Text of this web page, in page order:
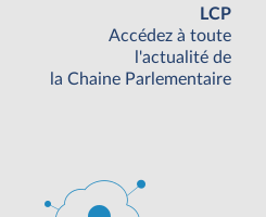
LCP
Accédez à toute
l'actualité de
la Chaine Parlementaire